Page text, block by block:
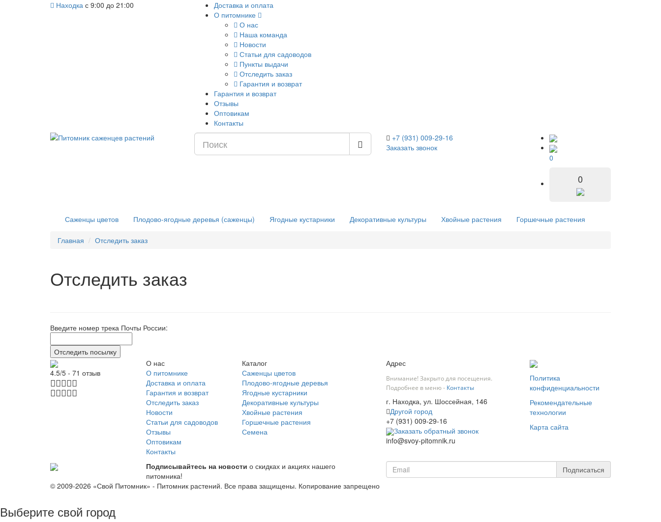
Находка с 9:00 до 21:00
Доставка и оплата
О питомнике
О нас
Наша команда
Новости
Статьи для садоводов
Пункты выдачи
Отследить заказ
Гарантия и возврат
Гарантия и возврат
Отзывы
Оптовикам
Контакты
+7 (931) 009-29-16
Заказать звонок
0
0
Саженцы цветов Плодово-ягодные деревья (саженцы) Ягодные кустарники Декоративные культуры Хвойные растения Горшечные растения
Главная Отследить заказ
Отследить заказ
Введите номер трека Почты России:
4.5/5 - 71 отзыв
О нас
О питомнике
Доставка и оплата
Гарантия и возврат
Отследить заказ
Новости
Статьи для садоводов
Отзывы
Оптовикам
Контакты
Каталог
Саженцы цветов
Плодово-ягодные деревья
Ягодные кустарники
Декоративные культуры
Хвойные растения
Горшечные растения
Семена
Адрес
Внимание! Закрыто для посещения.
Подробнее в меню - Контакты
г. Находка, ул. Шоссейная, 146
Другой город
+7 (931) 009-29-16
Заказать обратный звонок
info@svoy-pitomnik.ru
Политика
конфиденциальности
Рекомендательные
технологии
Карта сайта
Подписывайтесь на новости о скидках и акциях нашего
питомника!
Подписаться
© 2009-2026 «Свой Питомник» - Питомник растений. Все права защищены. Копирование запрещено
Выберите свой город